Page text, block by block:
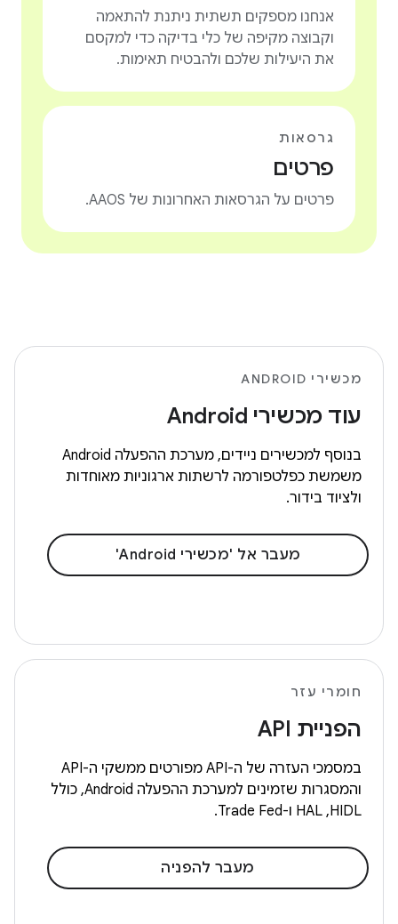
אנחנו מספקים תשתית ניתנת להתאמה
וקבוצה מקיפה של כלי בדיקה כדי למקסם
את היעילות שלכם ולהבטיח תאימות.
גרסאות
פרטים
פרטים על הגרסאות האחרונות של AAOS.
מכשירי ANDROID
עוד מכשירי Android
בנוסף למכשירים ניידים, מערכת ההפעלה Android
משמשת כפלטפורמה לרשתות ארגוניות מאוחדות
ולציוד בידור.
מעבר אל 'מכשירי Android'
חומרי עזר
הפניית API
במסמכי העזרה של ה-API מפורטים ממשקי ה-API
והמסגרות שזמינים למערכת ההפעלה Android, כולל
HIDL,‏ HAL ו-Trade Fed.
מעבר להפניה